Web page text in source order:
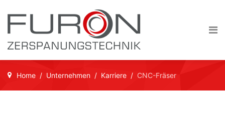
Home Unternehmen Karriere CNC-Fräser